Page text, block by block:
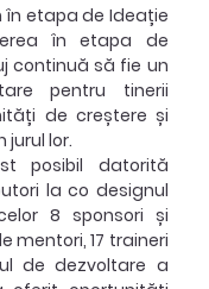
în etapa de Ideație
în etapa de
continuă să fie un
pentru tinerii
de creștere și
lor.
posibil datorită
la co designul
8 sponsori și
mentori, 17 traineri
de dezvoltare a